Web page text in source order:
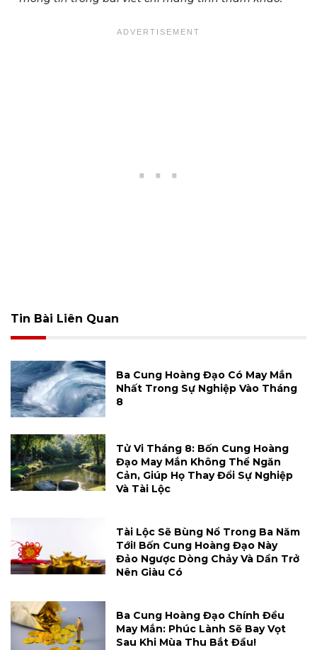
Tin Bài Liên Quan
Ba Cung Hoàng Đạo Có May Mắn
Nhất Trong Sự Nghiệp Vào Tháng
8
Tử Vi Tháng 8: Bốn Cung Hoàng
Đạo May Mắn Không Thể Ngăn
Cản, Giúp Họ Thay Đổi Sự Nghiệp
Và Tài Lộc
Tài Lộc Sẽ Bùng Nổ Trong Ba Năm
Tới! Bốn Cung Hoàng Đạo Này
Đảo Ngược Dòng Chảy Và Dần Trở
Nên Giàu Có
Ba Cung Hoàng Đạo Chính Đều
May Mắn: Phúc Lành Sẽ Bay Vọt
Sau Khi Mùa Thu Bắt Đầu!